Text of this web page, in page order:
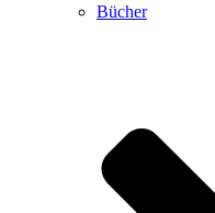
Bücher